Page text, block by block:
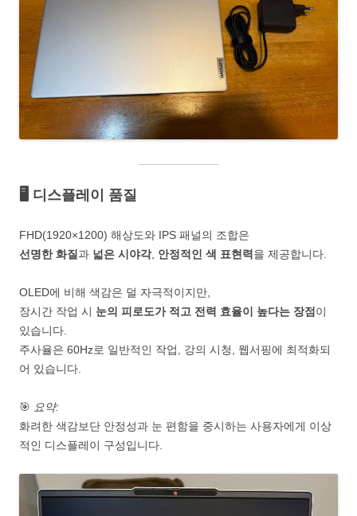
🖥️ 디스플레이 품질
FHD(1920×1200) 해상도와 IPS 패널의 조합은
선명한 화질과 넓은 시야각, 안정적인 색 표현력 을 제공합니다.
OLED에 비해 색감은 덜 자극적이지만,
장시간 작업 시 눈의 피로도가 적고 전력 효율이 높다는 장점 이
있습니다.
주사율은 60Hz로 일반적인 작업, 강의 시청, 웹서핑에 최적화되
어 있습니다.
🎯 요약:
화려한 색감보단 안정성과 눈 편함을 중시하는 사용자에게 이상
적인 디스플레이 구성입니다.